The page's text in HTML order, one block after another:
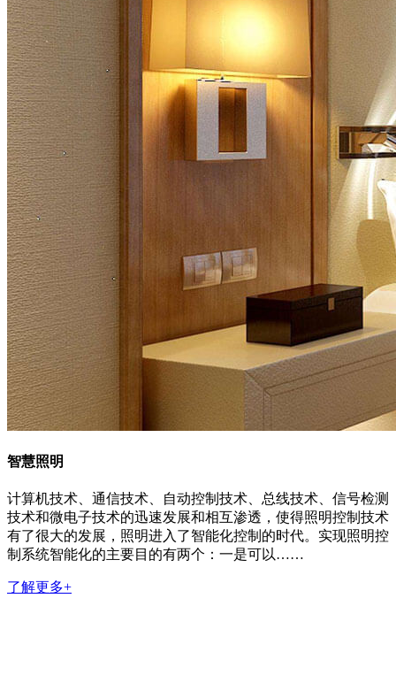
智慧照明
计算机技术、通信技术、自动控制技术、总线技术、信号检测
技术和微电子技术的迅速发展和相互渗透，使得照明控制技术
有了很大的发展，照明进入了智能化控制的时代。实现照明控
制系统智能化的主要目的有两个：一是可以……
了解更多+